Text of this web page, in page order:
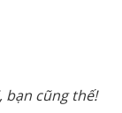
bạn cũng thế!